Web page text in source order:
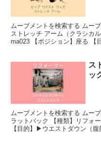
ムーブメントを検索する ムーブメント一覧 ヒップ ツイスト ウィズ
ストレッチ アーム（クラシカルピラティ
ス
ッ
ムーブメントを検索する ムーブメント一覧 ストマックマッサージ フ
ラットバック 【種類】リフォーマー re030 【ポジション】座る
【目的】▶︎ウエストダウン（腹